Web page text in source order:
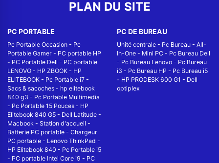
PLAN DU SITE
PC PORTABLE
Pc Portable Occasion - Pc
Portable Gamer - PC portable HP
- PC Portable Dell - PC portable
LENOVO - HP ZBOOK - HP
ELITEBOOK - Pc Portable i7 -
Sacs & sacoches - hp elitebook
840 g3 - Pc Portable Multimedia
- Pc Portable 15 Pouces - HP
Elitebook 840 G5 - Dell Latitude -
Macbook - Station d'accueil -
Batterie PC portable - Chargeur
PC portable - Lenovo ThinkPad -
HP Elitebook 840 - Pc Portable i5
- PC portable Intel Core i9 - PC
PC DE BUREAU
Unité centrale - Pc Bureau - All-
In-One - Mini PC - Pc Bureau Dell
- Pc Bureau Lenovo - Pc Bureau
i3 - Pc Bureau HP - Pc Bureau i5
- HP PRODESK 600 G1 - Dell
optiplex